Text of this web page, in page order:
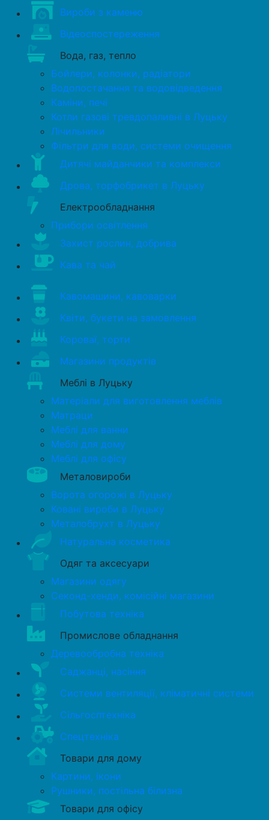
Вироби з каменю
Відеоспостереження
Вода, газ, тепло
Бойлери, колонки, радіатори
Водопостачання та водовідведення
Каміни, печі
Котли газові тревдопаливні в Луцьку
Лічильники
Фільтри для води, системи очищення
Дитячі майданчики та комплекси
Дрова, торфобрикет в Луцьку
Електрообладнання
Прибори освітлення
Захист рослин, добрива
Кава та чай
Кавомашини, кавоварки
Квіти, букети на замовлення
Короваї, торти
Магазини продуктів
Меблі в Луцьку
Матеріали для виготовлення меблів
Матраци
Меблі для ванни
Меблі для дому
Меблі для офісу
Металовироби
Ворота огорожі в Луцьку
Ковані вироби в Луцьку
Металобрухт в Луцьку
Натуральна косметика
Одяг та аксесуари
Магазини одягу
Секонд-хенди, комісійні магазини
Побутова техніка
Промислове обладнання
Деревообробна техніка
Саджанці, насіння
Системи вентиляції, кліматичні системи
Сільгосптехніка
Спецтехніка
Товари для дому
Картини, ікони
Рушники, постільна білизна
Товари для офісу